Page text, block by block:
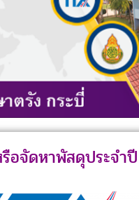
อจัดหาพัสดุประจำปี